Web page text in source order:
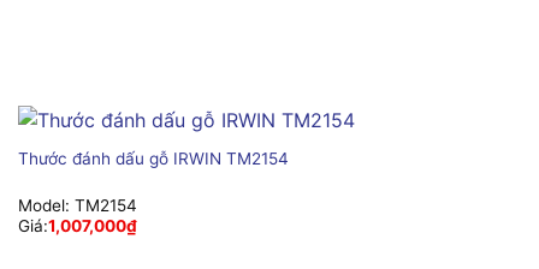
Thước đánh dấu gỗ IRWIN TM2154
Model: TM2154
Giá:1,007,000₫